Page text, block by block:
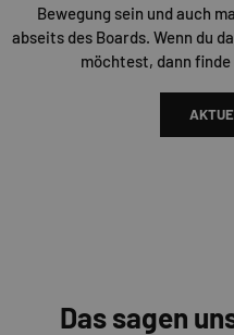
Bewegung sein und auch
abseits des Boards. Wenn du
möchtest, dann
Das sagen